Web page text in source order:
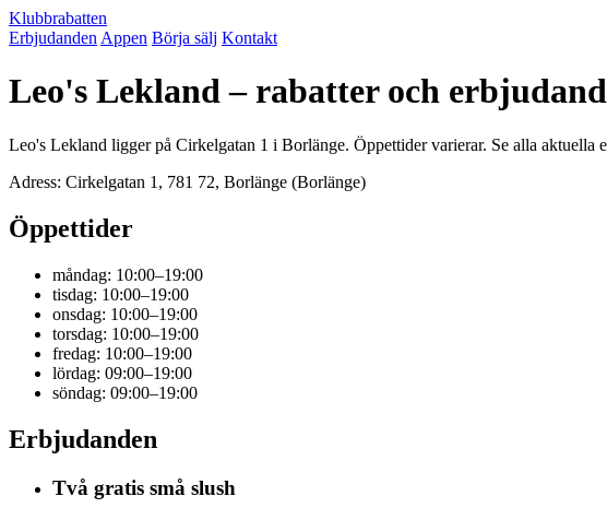
Klubbrabatten
Erbjudanden Appen Börja sälj Kontakt
Leo's Lekland – rabatter och
Leo's Lekland ligger på Cirkelgatan 1 i Borlänge. Öppettider varierar. Se alla aktuella
Adress: Cirkelgatan 1, 781 72, Borlänge (Borlänge)
Öppettider
måndag: 10:00–19:00
tisdag: 10:00–19:00
onsdag: 10:00–19:00
torsdag: 10:00–19:00
fredag: 10:00–19:00
lördag: 09:00–19:00
söndag: 09:00–19:00
Erbjudanden
Två gratis små slush